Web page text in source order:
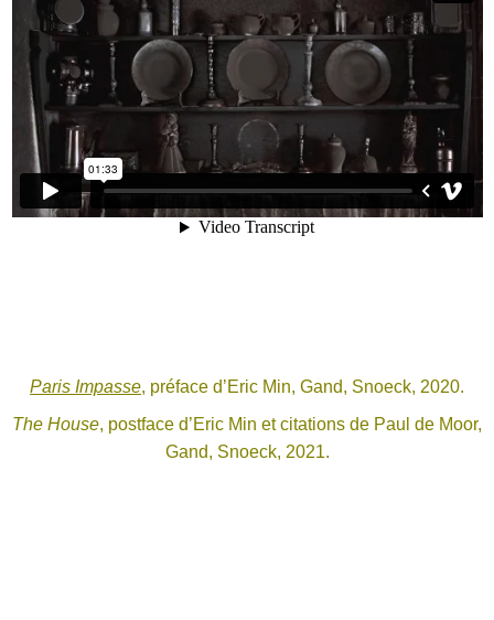
Paris Impasse, préface d’Eric Min, Gand, Snoeck, 2020.
The House, postface d’Eric Min et citations de Paul de Moor,
Gand, Snoeck, 2021.